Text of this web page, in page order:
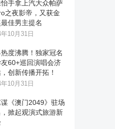
手拿上汽大众帕萨
之夜影帝，又获金
佳男主提名
10月31日
度沸腾！独家冠名
60+巡回演唱会济
创新传播开拓！
10月31日
《澳门2049》驻场
掀起观演式旅游新